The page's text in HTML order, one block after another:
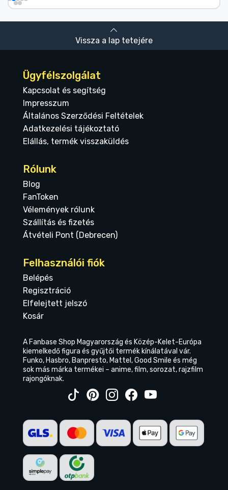
Vissza a lap tetejére
Ügyfélszolgálat
Kapcsolat és segítség
Impresszum
Általános Szerződési Feltételek
Adatkezelési tájékoztató
Elállás, termék visszaküldés
Rólunk
Blog
FanToken
Vélemények rólunk
Szállítás és fizetés
Átvételi Pont (Debrecen)
Felhasználói fiók
Belépés
Regisztráció
Elfelejtett jelszó
Kosár
A Fanbase Shop Magyarország és Közép-Kelet-Európa
kiemelkedő figura és gyűjtői termék kínálatával vár.
Funko, Hasbro, Banpresto, Mattel, Good Smile és még
sok más márka termékei – anime, film, sorozat, rajzfilm
rajongóknak.